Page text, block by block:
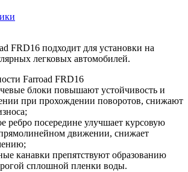
FRD16 подходит для установки на
легковых автомобилей.
Farroad FRD16
блоки повышают устойчивость и
при прохождении поворотов, снижают
ребро посередине улучшает курсовую
движении, снижает
канавки препятствуют образованию
сплошной пленки воды.